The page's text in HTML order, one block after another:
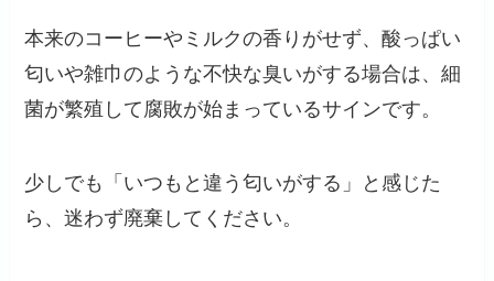
本来のコーヒーやミルクの香りがせず、酸っぱい
匂いや雑巾のような不快な臭いがする場合は、細
菌が繁殖して腐敗が始まっているサインです。
少しでも「いつもと違う匂いがする」と感じた
ら、迷わず廃棄してください。